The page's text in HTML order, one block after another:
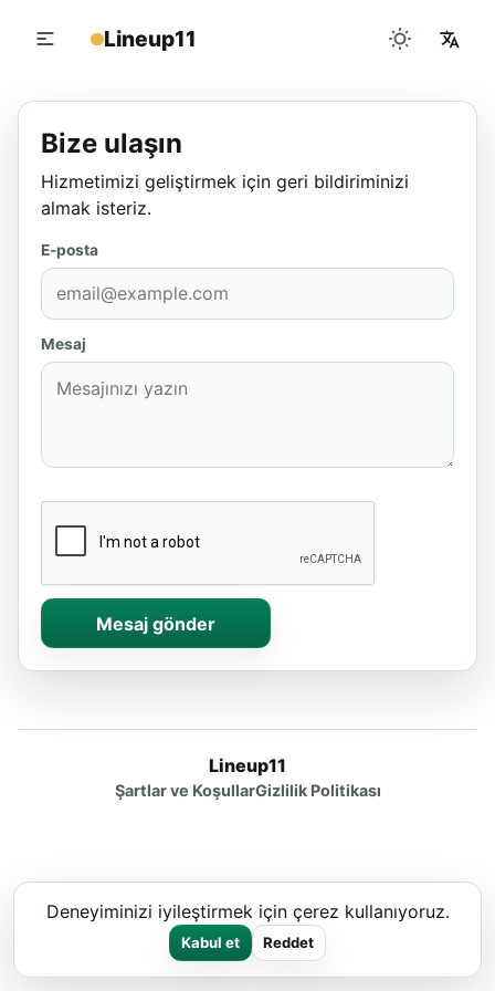
Lineup11
Deneyiminizi iyileştirmek için çerez kullanıyoruz.
Kabul et Reddet
Bize ulaşın
Hizmetimizi geliştirmek için geri bildiriminizi
almak isteriz.
E-posta
Mesaj
Mesaj gönder
Lineup11
Şartlar ve KoşullarGizlilik Politikası